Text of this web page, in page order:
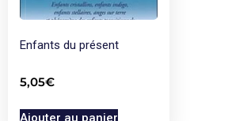
Enfants du présent
5,05€
Ajouter au panier